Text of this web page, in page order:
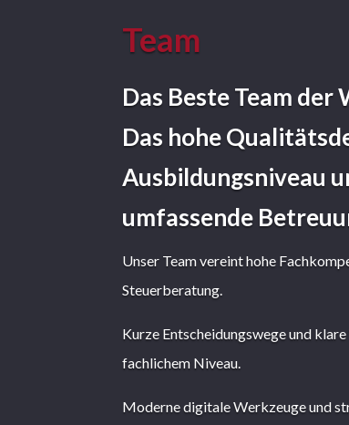
Team
Das Beste Team der
Das hohe
Ausbildungsniveau
umfassende
Unser Team vereint hohe
Steuerberatung.
Kurze Entscheidungswege und
fachlichem Niveau.
Moderne digitale Werkzeuge und